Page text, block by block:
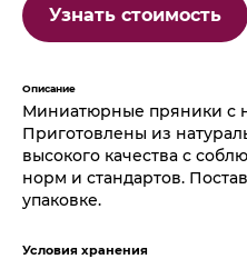
Узнать стоимость
Описание
Миниатюрные пряники с
Приготовлены из
высокого качества с
норм и стандартов.
упаковке.
Условия хранения